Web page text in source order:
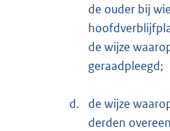
de ouder bij
de wijze
geraadpleegd;
d.
de wijze
derden